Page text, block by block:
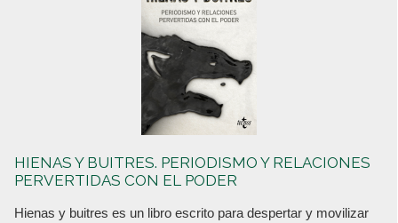
HIENAS Y BUITRES. PERIODISMO Y RELACIONES
PERVERTIDAS CON EL PODER
Hienas y buitres es un libro escrito para despertar y movilizar